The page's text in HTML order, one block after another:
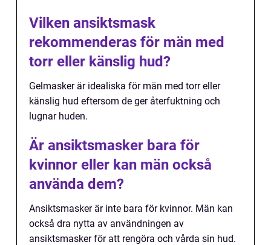
Vilken ansiktsmask
rekommenderas för män med
torr eller känslig hud?
Gelmasker är idealiska för män med torr eller
känslig hud eftersom de ger återfuktning och
lugnar huden.
Är ansiktsmasker bara för
kvinnor eller kan män också
använda dem?
Ansiktsmasker är inte bara för kvinnor. Män kan
också dra nytta av användningen av
ansiktsmasker för att rengöra och vårda sin hud.